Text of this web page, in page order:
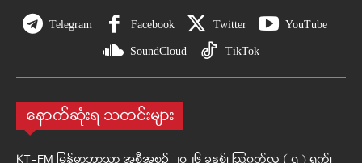
Telegram Facebook Twitter YouTube
SoundCloud TikTok
နောက်ဆုံးရ သတင်းများ